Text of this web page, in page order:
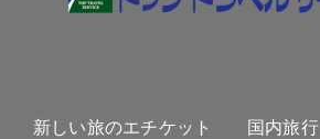
新しい旅のエチケット 国内旅行